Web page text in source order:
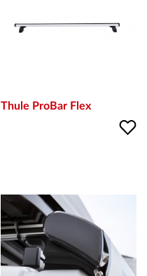
Thule ProBar Flex